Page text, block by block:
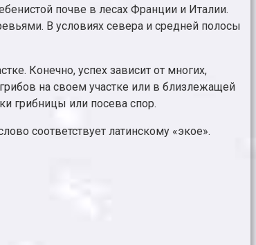
почве в лесах Франции и Италии.
В условиях севера и средней полосы
Конечно, успех зависит от многих,
на своем участке или в близлежащей
грибницы или посева спор.
соответствует латинскому «экое».